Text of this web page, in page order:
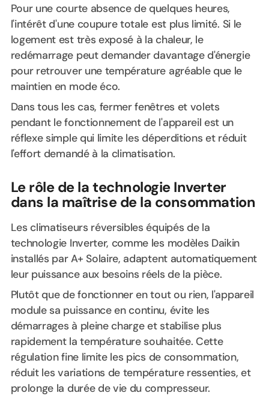
Pour une courte absence de quelques heures,
l'intérêt d'une coupure totale est plus limité. Si le
logement est très exposé à la chaleur, le
redémarrage peut demander davantage d'énergie
pour retrouver une température agréable que le
maintien en mode éco.
Dans tous les cas, fermer fenêtres et volets
pendant le fonctionnement de l'appareil est un
réflexe simple qui limite les déperditions et réduit
l'effort demandé à la climatisation.
Le rôle de la technologie Inverter
dans la maîtrise de la consommation
Les climatiseurs réversibles équipés de la
technologie Inverter, comme les modèles Daikin
installés par A+ Solaire, adaptent automatiquement
leur puissance aux besoins réels de la pièce.
Plutôt que de fonctionner en tout ou rien, l'appareil
module sa puissance en continu, évite les
démarrages à pleine charge et stabilise plus
rapidement la température souhaitée. Cette
régulation fine limite les pics de consommation,
réduit les variations de température ressenties, et
prolonge la durée de vie du compresseur.